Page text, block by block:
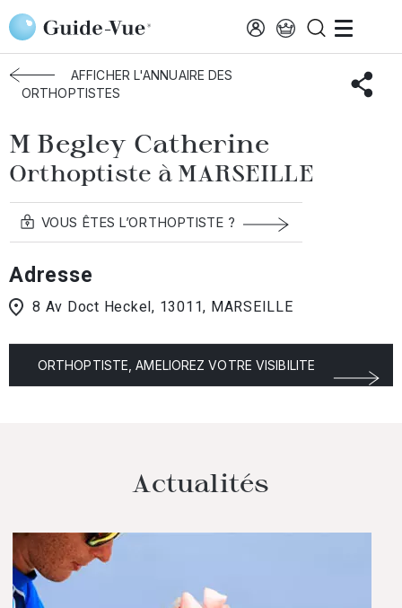
Aller au contenu principal
Accueil Annuaire des orthoptistes Marseille Begley Catherine
AFFICHER L'ANNUAIRE DES
ORTHOPTISTES
M Begley Catherine
Orthoptiste à MARSEILLE
VOUS ÊTES L’ORTHOPTISTE ?
Adresse
8 Av Doct Heckel, 13011, MARSEILLE
ORTHOPTISTE, AMELIOREZ VOTRE VISIBILITE
Actualités